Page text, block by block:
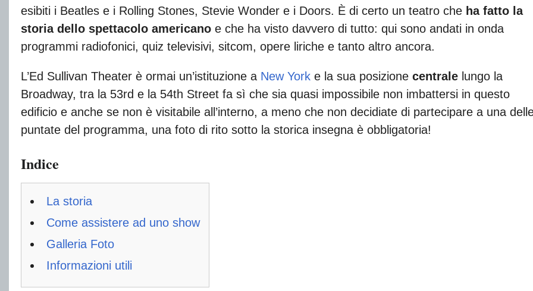
esibiti i Beatles e i Rolling Stones, Stevie Wonder e i Doors. È di certo un teatro che ha fatto la
storia dello spettacolo americano e che ha visto davvero di tutto: qui sono andati in onda
programmi radiofonici, quiz televisivi, sitcom, opere liriche e tanto altro ancora.
L’Ed Sullivan Theater è ormai un’istituzione a New York e la sua posizione centrale lungo la
Broadway, tra la 53rd e la 54th Street fa sì che sia quasi impossibile non imbattersi in questo
edificio e anche se non è visitabile all’interno, a meno che non decidiate di partecipare a una
puntate del programma, una foto di rito sotto la storica insegna è obbligatoria!
Indice
La storia
Come assistere ad uno show
Galleria Foto
Informazioni utili